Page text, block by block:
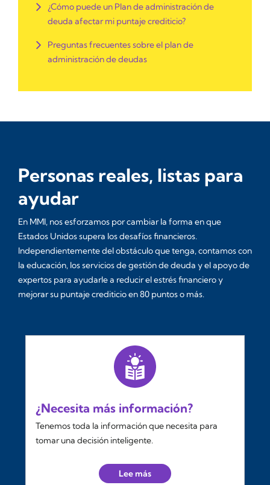
¿Cómo puede un Plan de administración de
deuda afectar mi puntaje crediticio?
Preguntas frecuentes sobre el plan de
administración de deudas
Personas reales, listas para
ayudar
En MMI, nos esforzamos por cambiar la forma en que
Estados Unidos supera los desafíos financieros.
Independientemente del obstáculo que tenga, contamos con
la educación, los servicios de gestión de deuda y el apoyo de
expertos para ayudarle a reducir el estrés financiero y
mejorar su puntaje crediticio en 80 puntos o más.
¿Necesita más información?
Tenemos toda la información que necesita para
tomar una decisión inteligente.
Lee más